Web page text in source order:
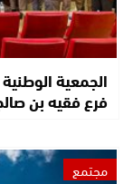
الجمعية
فرع فقيه بن
مجتمع